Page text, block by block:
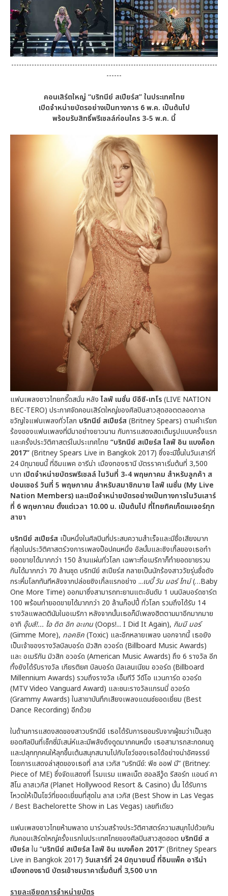
---------------------------------------------------------------------------------
------
คอนเสิร์ตใหญ่ “บริทนีย์ สเปียร์ส” ในประเทศไทย
เปิดจำหน่ายบัตรอย่างเป็นทางการ 6 พ.ค. เป็นต้นไป
พร้อมรับสิทธิ์พรีเซลล์ก่อนใคร 3-5 พ.ค. นี้
แฟนเพลงชาวไทยกรี๊ดสนั่น หลังไลฟ์ เนชั่น บีอีซี-เทโร(LIVE NATION
BEC-TERO) ประกาศจัดคอนเสิร์ตใหญ่ของศิลปินสาวสุดฮอตตลอดกาล
ขวัญใจแฟนเพลงทั่วโลก บริทนีย์ สเปียร์ส(Britney Spears) ตามคำเรียก
ร้องของแฟนเพลงที่มีมาอย่างยาวนาน กับการแสดงสดเต็มรูปแบบครั้งแรก
และครั้งประวัติศาสตร์ในประเทศไทย “บริทนีย์ สเปียร์ส ไลฟ์ อิน แบงค็อก
2017”(Britney Spears Live in Bangkok 2017) ซึ่งจะมีขึ้นในวันเสาร์ที่
24 มิถุนายนนี้ ที่อิมแพค อารีน่า เมืองทองธานี บัตรราคาเริ่มต้นที่ 3,500
บาท เปิดจำหน่ายบัตรพรีเซลล์ ในวันที่ 3-4 พฤษภาคม สำหรับลูกค้า ส
ปอนเซอร์ วันที่ 5 พฤษภาคม สำหรับสมาชิกมาย ไลฟ์ เนชั่น (My Live
Nation Members) และเปิดจำหน่ายบัตรอย่างเป็นทางการในวันเสาร์
ที่ 6 พฤษภาคม ตั้งแต่เวลา 10.00 น. เป็นต้นไป ที่ไทยทิคเก็ตเมเจอร์ทุก
สาขา
บริทนีย์ สเปียร์ส เป็นหนึ่งในศิลปินที่ประสบความสำเร็จและมีชื่อเสียงมาก
ที่สุดในประวัติศาสตร์วงการเพลงป็อปคนหนึ่ง อัลบั้มและซิงเกิ้ลของเธอทำ
ยอดขายได้มากกว่า 150 ล้านแผ่นทั่วโลก เฉพาะที่อเมริกาก็ทำยอดขายรวม
กันได้มากกว่า 70 ล้านชุด บริทนีย์ สเปียร์ส กลายเป็นนักร้องสาววัยรุ่นชื่อดัง
กระหึ่มโลกทันทีหลังจากปล่อยซิงเกิ้ลแรกอย่าง ...เบบี้ วัน มอร์ ไทม์(…Baby
One More Time) ออกมาซึ่งสามารถทะยานแตะอันดับ 1 บนบิลบอร์ดชาร์ต
100 พร้อมทำยอดขายได้มากกว่า 20 ล้านก็อปปี้ ทั่วโลก รวมถึงได้รับ 14
รางวัลแพลตตินัมในอเมริกา หลังจากนั้นเธอก็มีเพลงฮิตตามมาอีกมากมาย
อาทิ อุ๊บส์!... ไอ ดิด อิท อะเกน(Oops!... I Did It Again), กิมมี มอร์
(Gimme More), ทอคซิค(Toxic) และอีกหลายเพลง นอกจากนี้ เธอยัง
เป็นเจ้าของรางวัลบิลบอร์ด มิวสิก อวอร์ด (Billboard Music Awards)
และ อเมริกัน มิวสิก อวอร์ด (American Music Awards) ถึง 6 รางวัล อีก
ทั้งยังได้รับรางวัล เกียรติยศ บิลบอร์ด มิลเลนเนียม อวอร์ด (Billboard
Millennium Awards) รวมถึงรางวัล เอ็มทีวี วีดีโอ แวนการ์ด อวอร์ด
(MTV Video Vanguard Award) และชนะรางวัลแกรมมี่ อวอร์ด
(Grammy Awards) ในสาขาบันทึกเสียงเพลงแดนซ์ยอดเยี่ยม (Best
Dance Recording) อีกด้วย
ในด้านการแสดงสดของสาวบริทนีย์ เธอได้รับการยอมรับจากผู้ชมว่าเป็นสุด
ยอดศิลปินที่เซ็กซี่มีเสน่ห์และมีพลังดึงดูดมากคนหนึ่ง เธอสามารถสะกดคนดู
และปลุกทุกคนให้ลุกขึ้นเต้นสนุกสนานไปกับโชว์ของเธอได้อย่างน่าอัศจรรย์
โดยการแสดงล่าสุดของเธอที่ ลาส เวกัส “บริทนีย์: พีซ ออฟ มี” (Britney:
Piece of ME) ซึ่งจัดแสดงที่ โรมแรม แพลเน็ต ฮอลลีวู้ด รีสอร์ท แอนด์ คา
สิโน ลาสเวกัส (Planet Hollywood Resort & Casino) นั้น ได้รับการ
โหวตให้เป็นโชว์ที่ยอดเยี่ยมที่สุดใน ลาส เวกัส (Best Show in Las Vegas
/ Best Bachelorette Show in Las Vegas) เลยทีเดียว
แฟนเพลงชาวไทยห้ามพลาด มาร่วมสร้างประวัติศาสตร์ความสนุกไปด้วยกัน
กับคอนเสิร์ตใหญ่ครั้งแรกในประเทศไทยของศิลปินสาวสุดฮอต บริทนีย์ ส
เปียร์สใน “บริทนีย์ สเปียร์ส ไลฟ์ อิน แบงค็อก 2017” (Britney Spears
Live in Bangkok 2017) วันเสาร์ที่ 24 มิถุนายนนี้ ที่อิมแพ็ค อารีน่า
เมืองทองธานี บัตรเข้าชมราคาเริ่มต้นที่ 3,500 บาท
รายละเอียดการจำหน่ายบัตร